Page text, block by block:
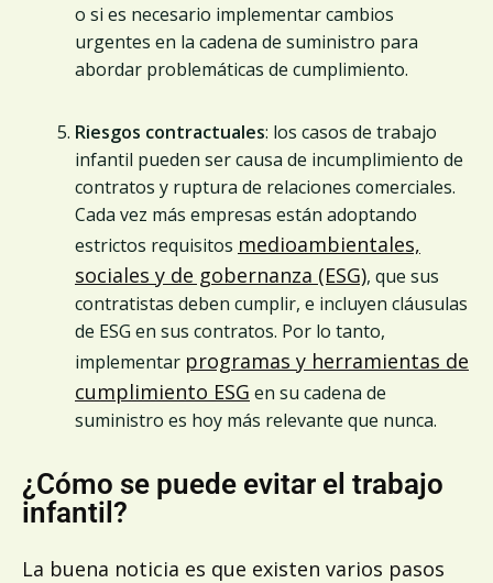
o si es necesario implementar cambios
urgentes en la cadena de suministro para
abordar problemáticas de cumplimiento.
Riesgos contractuales: los casos de trabajo
infantil pueden ser causa de incumplimiento de
contratos y ruptura de relaciones comerciales.
Cada vez más empresas están adoptando
estrictos requisitos medioambientales,
sociales y de gobernanza (ESG), que sus
contratistas deben cumplir, e incluyen cláusulas
de ESG en sus contratos. Por lo tanto,
implementar programas y herramientas de
cumplimiento ESG en su cadena de
suministro es hoy más relevante que nunca.
¿Cómo se puede evitar el trabajo
infantil?
La buena noticia es que existen varios pasos